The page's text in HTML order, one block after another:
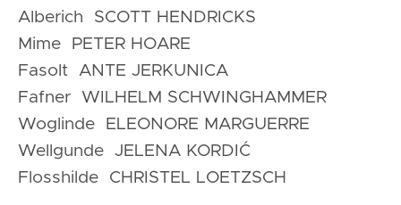
Alberich SCOTT HENDRICKS
Mime PETER HOARE
Fasolt ANTE JERKUNICA
Fafner WILHELM SCHWINGHAMMER
Woglinde ELEONORE MARGUERRE
Wellgunde JELENA KORDIĆ
Flosshilde CHRISTEL LOETZSCH